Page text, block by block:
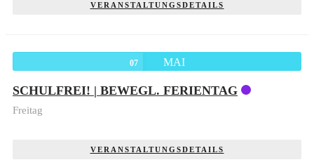
VERANSTALTUNGSDETAILS
07 MAI
SCHULFREI! | BEWEGL. FERIENTAG
Freitag
VERANSTALTUNGSDETAILS